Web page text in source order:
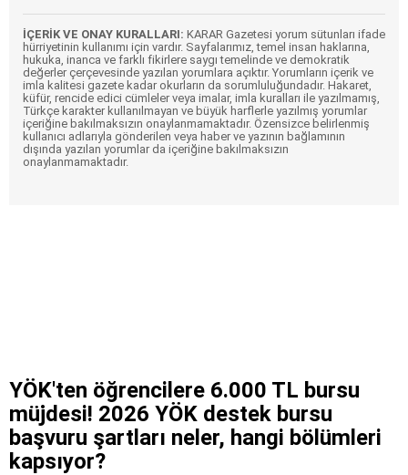
İÇERİK VE ONAY KURALLARI: KARAR Gazetesi yorum sütunları ifade
hürriyetinin kullanımı için vardır. Sayfalarımız, temel insan haklarına,
hukuka, inanca ve farklı fikirlere saygı temelinde ve demokratik
değerler çerçevesinde yazılan yorumlara açıktır. Yorumların içerik ve
imla kalitesi gazete kadar okurların da sorumluluğundadır. Hakaret,
küfür, rencide edici cümleler veya imalar, imla kuralları ile yazılmamış,
Türkçe karakter kullanılmayan ve büyük harflerle yazılmış yorumlar
içeriğine bakılmaksızın onaylanmamaktadır. Özensizce belirlenmiş
kullanıcı adlarıyla gönderilen veya haber ve yazının bağlamının
dışında yazılan yorumlar da içeriğine bakılmaksızın
onaylanmamaktadır.
YÖK'ten öğrencilere 6.000 TL bursu
müjdesi! 2026 YÖK destek bursu
başvuru şartları neler, hangi bölümleri
kapsıyor?